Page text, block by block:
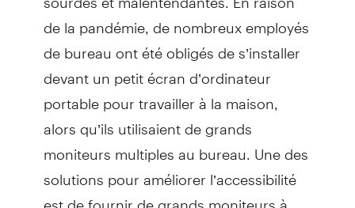
de la pandémie, de nombreux employés
de bureau ont été obligés de s’installer
devant un petit écran d’ordinateur
portable pour travailler à la maison,
alors qu’ils utilisaient de grands
moniteurs multiples au bureau. Une des
solutions pour améliorer l’accessibilité
est de fournir de grands moniteurs à